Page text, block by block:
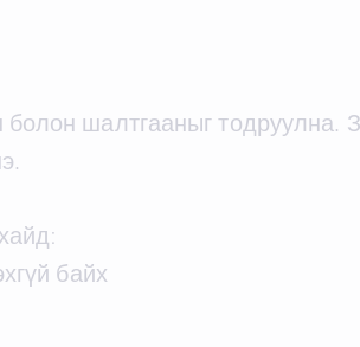
шалтгааныг тодруулна.
байх